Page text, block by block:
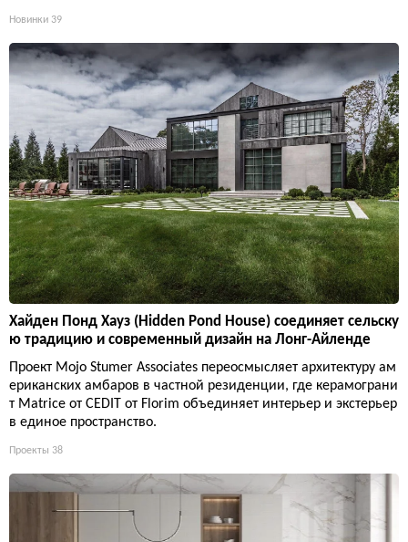
Новинки 39
Хайден Понд Хауз (Hidden Pond House) соединяет сельску
ю традицию и современный дизайн на Лонг-Айленде
Проект Mojo Stumer Associates переосмысляет архитектуру ам
ериканских амбаров в частной резиденции, где керамограни
т Matrice от CEDIT от Florim объединяет интерьер и экстерьер
в единое пространство.
Проекты 38